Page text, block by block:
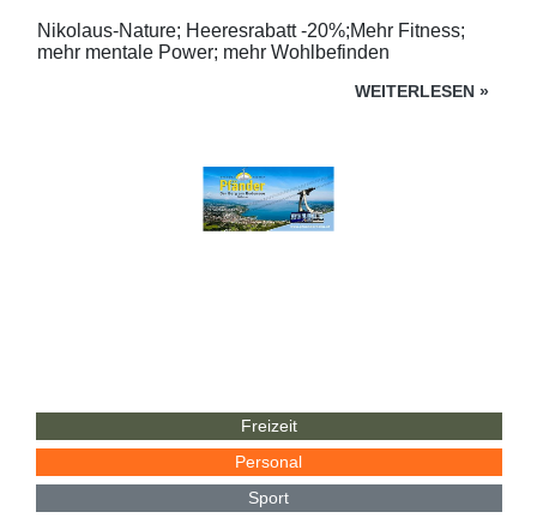
Nikolaus-Nature; Heeresrabatt -20%;Mehr Fitness;
mehr mentale Power; mehr Wohlbefinden
WEITERLESEN »
Freizeit
Personal
Sport